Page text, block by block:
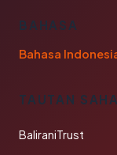
BAHASA
Bahasa
TAUTAN
BaliraniTrust